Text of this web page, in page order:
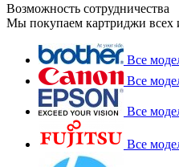
Возможность сотрудничества
Мы покупаем картриджи всех
Все
Все
Все
Все